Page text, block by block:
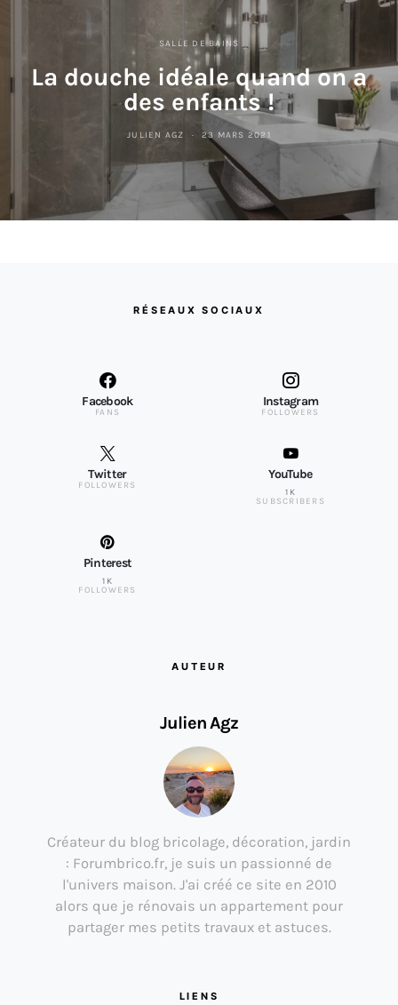
SALLE DE BAINS
La douche idéale quand on a
des enfants !
JULIEN AGZ 23 MARS 2021
RÉSEAUX SOCIAUX
Facebook
FANS
Instagram
FOLLOWERS
Twitter
FOLLOWERS
YouTube
1K
SUBSCRIBERS
Pinterest
1K
FOLLOWERS
AUTEUR
Julien Agz
Créateur du blog bricolage, décoration, jardin
: Forumbrico.fr, je suis un passionné de
l'univers maison. J'ai créé ce site en 2010
alors que je rénovais un appartement pour
partager mes petits travaux et astuces.
LIENS